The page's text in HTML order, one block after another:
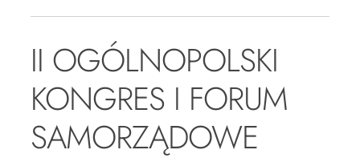
II OGÓLNOPOLSKI
KONGRES I FORUM
SAMORZĄDOWE